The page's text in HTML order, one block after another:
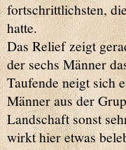
fortschrittlichsten,
hatte.
Das Relief zeigt
der sechs Männer
Taufende neigt sich
Männer aus der
Landschaft sonst
wirkt hier etwas